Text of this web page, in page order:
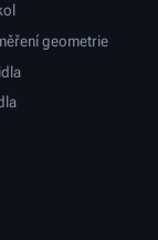
geometrie